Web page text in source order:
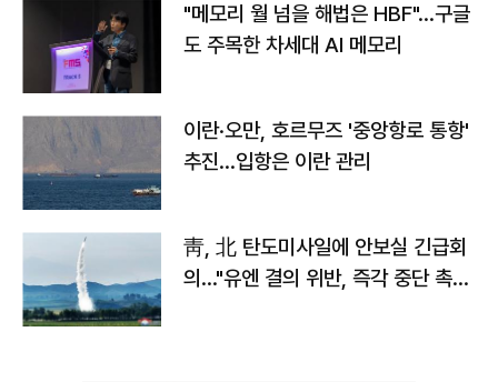
"메모리 월 넘을 해법은 HBF"…구글
도 주목한 차세대 AI 메모리
이란·오만, 호르무즈 '중앙항로 통항'
추진…입항은 이란 관리
靑, 北 탄도미사일에 안보실 긴급회
의…"유엔 결의 위반, 즉각 중단 촉